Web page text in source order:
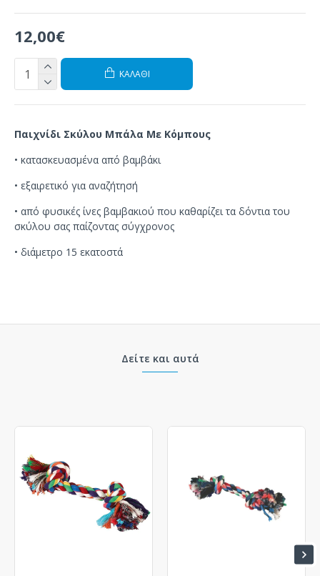
12,00€
ΚΑΛΆΘΙ
Παιχνίδι Σκύλου Μπάλα Με Κόμπους
• κατασκευασμένα από βαμβάκι
• εξαιρετικό για αναζήτησή
• από φυσικές ίνες βαμβακιού που καθαρίζει τα δόντια του
σκύλου σας παίζοντας σύγχρονος
• διάμετρο 15 εκατοστά
Δείτε και αυτά